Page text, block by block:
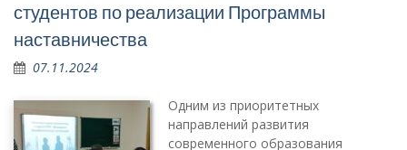
студентов по реализации Программы
наставничества
07.11.2024
Одним из приоритетных
направлений развития
современного образования